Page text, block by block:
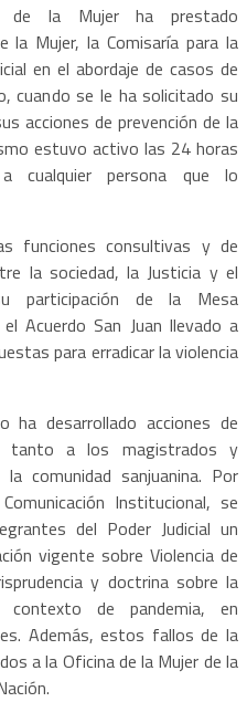
de la Mujer ha prestado
la Mujer, la Comisaría para la
en el abordaje de casos de
cuando se le ha solicitado su
acciones de prevención de la
estuvo activo las 24 horas
cualquier persona que lo
funciones consultivas y de
la sociedad, la Justicia y el
participación de la Mesa
Acuerdo San Juan llevado a
para erradicar la violencia
desarrollado acciones de
tanto a los magistrados y
comunidad sanjuanina. Por
Institucional, se
del Poder Judicial un
vigente sobre Violencia de
y doctrina sobre la
de pandemia, en
Además, estos fallos de la
a la Oficina de la Mujer de la